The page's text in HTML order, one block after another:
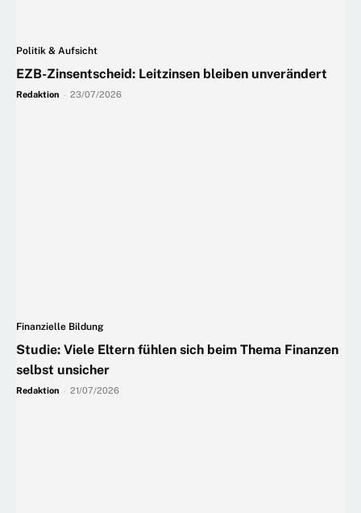
Politik & Aufsicht
EZB-Zinsentscheid: Leitzinsen bleiben unverändert
Redaktion 23/07/2026
Finanzielle Bildung
Studie: Viele Eltern fühlen sich beim Thema Finanzen
selbst unsicher
Redaktion 21/07/2026